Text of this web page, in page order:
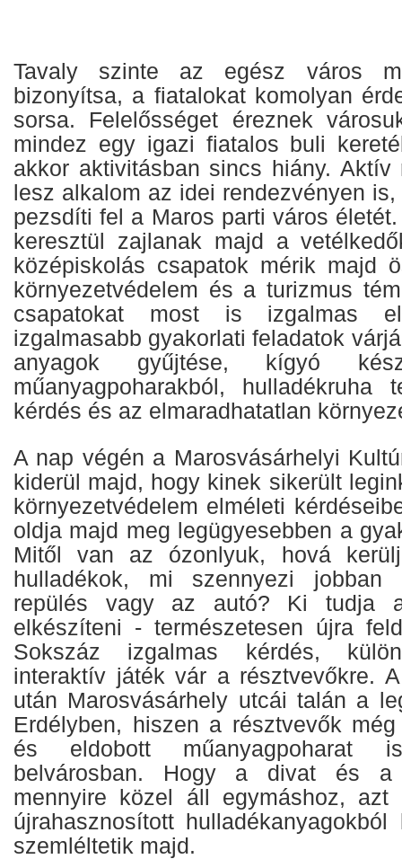
Tavaly szinte az egész város
bizonyítsa, a fiatalokat komolyan
sorsa. Felelősséget éreznek
mindez egy igazi fiatalos buli
akkor aktivitásban sincs hiány. Aktív
lesz alkalom az idei rendezvényen
pezsdíti fel a Maros parti város
keresztül zajlanak majd a
középiskolás csapatok mérik majd
környezetvédelem és a turizmus
csapatokat most is izgalmas
izgalmasabb gyakorlati feladatok
anyagok gyűjtése, kígyó
műanyagpoharakból, hulladékruha
kérdés és az elmaradhatatlan
A nap végén a Marosvásárhelyi
kiderül majd, hogy kinek sikerült
környezetvédelem elméleti
oldja majd meg legügyesebben a
Mitől van az ózonlyuk, hová
hulladékok, mi szennyezi
repülés vagy az autó? Ki tudja
elkészíteni - természetesen újra
Sokszáz izgalmas kérdés,
interaktív játék vár a résztvevőkre.
után Marosvásárhely utcái talán a
Erdélyben, hiszen a résztvevők
és eldobott műanyagpoharat
belvárosban. Hogy a divat és a
mennyire közel áll egymáshoz, azt
újrahasznosított
szemléltetik majd.